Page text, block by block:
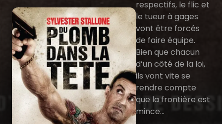
respectifs, le flic et
le tueur à gages
vont être forcés
de faire équipe.
Bien que chacun
d’un côté de la loi,
ils vont vite se
rendre compte
que la frontière est
mince…